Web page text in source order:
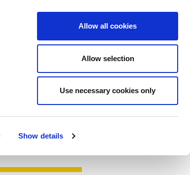
Show details
Allow all cookies
Allow selection
Use necessary cookies only
系
Hengst.Connect